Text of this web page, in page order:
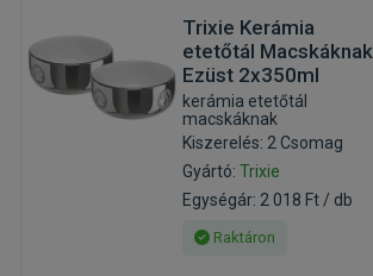
Trixie Kerámia
etetőtál Macskáknak
Ezüst 2x350ml
kerámia etetőtál
macskáknak
Kiszerelés: 2 Csomag
Gyártó:Trixie
Egységár: 2 018 Ft / db
Raktáron